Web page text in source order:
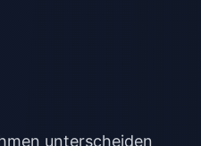
unterscheiden